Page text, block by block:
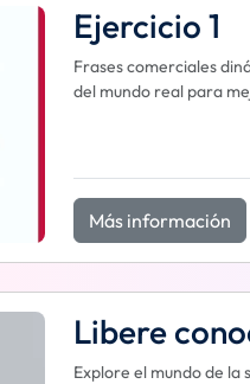
Ejercicio 1
Frases comerciales
del mundo real para
Más información
Libere
Explore el mundo de